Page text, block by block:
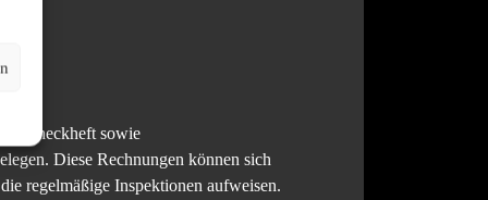
Scheckheft sowie
Diese Rechnungen können sich
regelmäßige Inspektionen aufweisen.